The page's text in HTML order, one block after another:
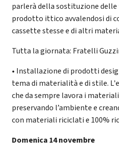
parlerà della sostituzione
prodotto ittico avvalendosi di
cassette stesse e di altri
Tutta la giornata: Fratelli
• Installazione di prodotti
tema di materialità e di stile.
che da sempre lavora i
preservando l’ambiente e
con materiali riciclati e 100%
Domenica 14 novembre